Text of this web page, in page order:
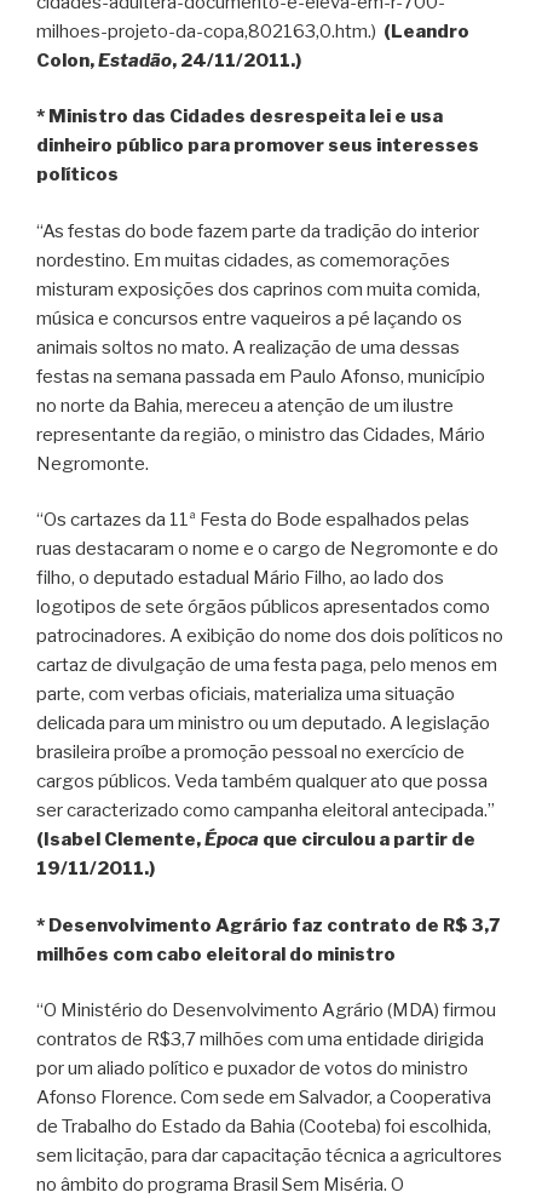
milhoes-projeto-da-copa,802163,0.htm.) (Leandro
Colon,Estadão, 24/11/2011.)
* Ministro das Cidades desrespeita lei e usa
dinheiro público para promover seus interesses
políticos
“As festas do bode fazem parte da tradição do interior
nordestino. Em muitas cidades, as comemorações
misturam exposições dos caprinos com muita comida,
música e concursos entre vaqueiros a pé laçando os
animais soltos no mato. A realização de uma dessas
festas na semana passada em Paulo Afonso, município
no norte da Bahia, mereceu a atenção de um ilustre
representante da região, o ministro das Cidades, Mário
Negromonte.
“Os cartazes da 11ª Festa do Bode espalhados pelas
ruas destacaram o nome e o cargo de Negromonte e do
filho, o deputado estadual Mário Filho, ao lado dos
logotipos de sete órgãos públicos apresentados como
patrocinadores. A exibição do nome dos dois políticos no
cartaz de divulgação de uma festa paga, pelo menos em
parte, com verbas oficiais, materializa uma situação
delicada para um ministro ou um deputado. A legislação
brasileira proíbe a promoção pessoal no exercício de
cargos públicos. Veda também qualquer ato que possa
ser caracterizado como campanha eleitoral antecipada.”
(Isabel Clemente,Época que circulou a partir de
19/11/2011.)
* Desenvolvimento Agrário faz contrato de R$ 3,7
milhões com cabo eleitoral do ministro
“O Ministério do Desenvolvimento Agrário (MDA) firmou
contratos de R$3,7 milhões com uma entidade dirigida
por um aliado político e puxador de votos do ministro
Afonso Florence. Com sede em Salvador, a Cooperativa
de Trabalho do Estado da Bahia (Cooteba) foi escolhida,
sem licitação, para dar capacitação técnica a agricultores
no âmbito do programa Brasil Sem Miséria. O